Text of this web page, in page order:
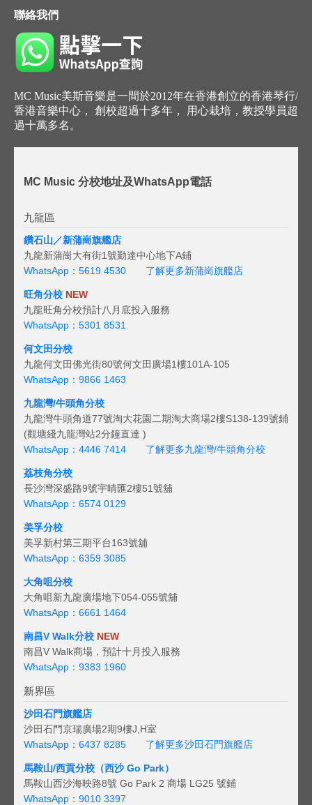
聯絡我們
MC Music美斯音樂是一間於2012年在香港創立的香港琴行/
香港音樂中心， 創校超過十多年， 用心栽培，教授學員超
過十萬多名。
MC Music 分校地址及WhatsApp電話
九龍區
鑽石山／新蒲崗旗艦店
九龍新蒲崗大有街1號勤達中心地下A鋪
WhatsApp：5619 4530
了解更多新蒲崗旗艦店
旺角分校 NEW
九龍旺角分校預計八月底投入服務
WhatsApp：5301 8531
何文田分校
九龍何文田佛光街80號何文田廣場1樓101A-105
WhatsApp：9866 1463
九龍灣/牛頭角分校
九龍灣牛頭角道77號淘大花園二期淘大商場2樓S138-139號鋪
(觀塘綫九龍灣站2分鐘直達 )
WhatsApp：4446 7414
了解更多九龍灣/牛頭角分校
荔枝角分校
長沙灣深盛路9號宇晴匯2樓51號舖
WhatsApp：6574 0129
美孚分校
美孚新村第三期平台163號舖
WhatsApp：6359 3085
大角咀分校
大角咀新九龍廣場地下054-055號舖
WhatsApp：6661 1464
南昌V Walk分校 NEW
南昌V Walk商場，預計十月投入服務
WhatsApp：9383 1960
新界區
沙田石門旗艦店
沙田石門京瑞廣場2期9樓J,H室
WhatsApp：6437 8285
了解更多沙田石門旗艦店
馬鞍山/西貢分校（西沙 Go Park）
馬鞍山西沙海映路8號 Go Park 2 商場 LG25 號鋪
WhatsApp：9010 3397